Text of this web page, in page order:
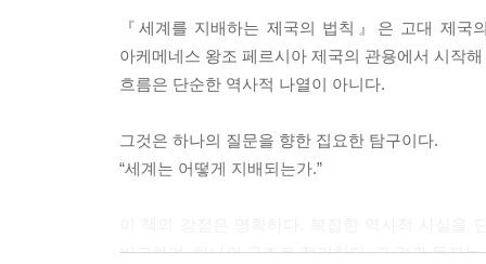
『세계를 지배하는 제국의 법칙』은 고대 제국
아케메네스 왕조 페르시아 제국의 관용에서 시작
흐름은 단순한 역사적 나열이 아니다.
그것은 하나의 질문을 향한 집요한 탐구이다.
“세계는 어떻게 지배되는가.”
비교하며, 하나의 구조로 정리한다. 그 결과 독자